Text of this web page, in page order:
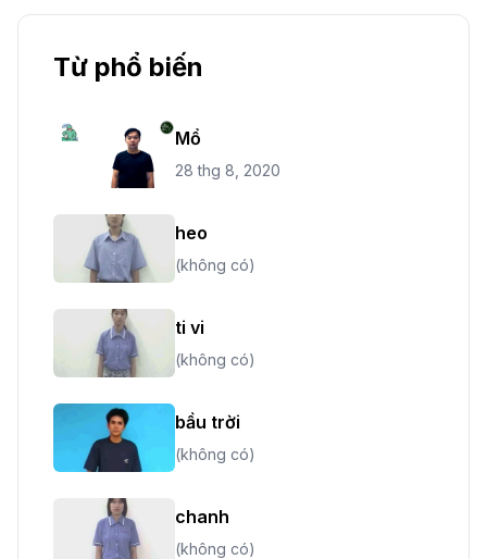
Từ phổ biến
Mổ
28 thg 8, 2020
heo
(không có)
ti vi
(không có)
bầu trời
(không có)
chanh
(không có)